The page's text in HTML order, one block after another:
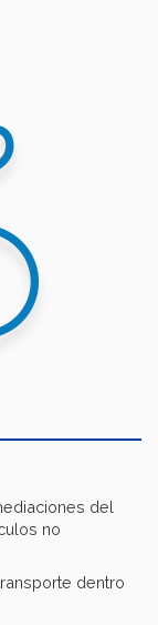
del
no
dentro